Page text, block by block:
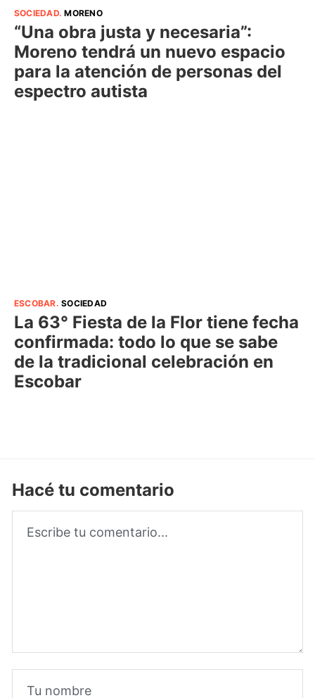
SOCIEDAD.MORENO
“Una obra justa y necesaria”:
Moreno tendrá un nuevo espacio
para la atención de personas del
espectro autista
ESCOBAR.SOCIEDAD
La 63° Fiesta de la Flor tiene fecha
confirmada: todo lo que se sabe
de la tradicional celebración en
Escobar
Hacé tu comentario